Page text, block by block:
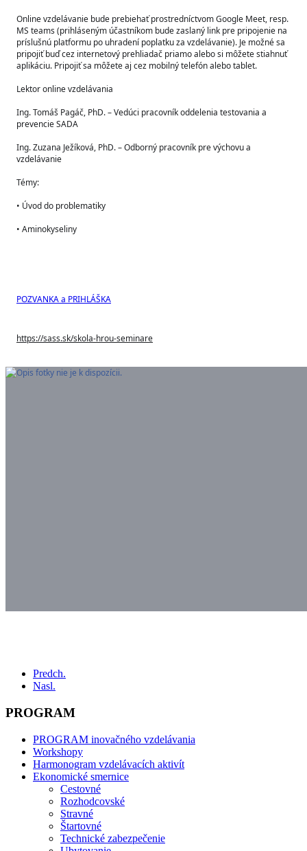
Online vzdelávanie bude prebiehať prostredníctvom Google Meet, resp.
MS teams (prihláseným účastníkom bude zaslaný link pre pripojenie na
príslušnú platformu po uhradení poplatku za vzdelávanie). Je možné sa
pripojiť buď cez internetový prehliadač priamo alebo si môžete stiahnuť
aplikáciu. Pripojiť sa môžete aj cez mobilný telefón alebo tablet.
Lektor online vzdelávania
Ing. Tomáš Pagáč, PhD. – Vedúci pracovník oddelenia testovania a
prevencie SADA
Ing. Zuzana Ježíková, PhD. – Odborný pracovník pre výchovu a
vzdelávanie
Témy:
• Úvod do problematiky
• Aminokyseliny
POZVANKA a PRIHLÁŠKA
https://sass.sk/skola-hrou-seminare
Predch.
Nasl.
PROGRAM
PROGRAM inovačného vzdelávania
Workshopy
Harmonogram vzdelávacích aktivít
Ekonomické smernice
Cestovné
Rozhodcovské
Stravné
Štartovné
Technické zabezpečenie